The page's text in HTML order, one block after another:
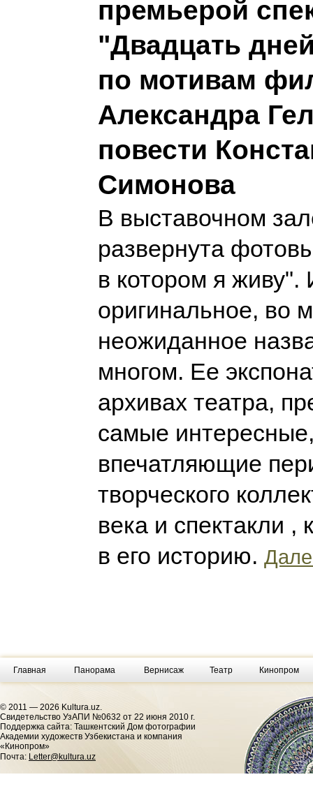
премьерой
"Двадцать
по мотивам
Александра
повести
Симонова
В выставочном
развернута
в котором я живу".
оригинальное, во
неожиданное
многом. Ее
архивах театра,
самые
впечатляющие
творческого
века и спектакли
в его историю.
Главная Панорама Вернисаж Театр Кинопром
© 2011 — 2026 Kultura.uz.
Cвидетельство УзАПИ №0632 от 22 июня 2010 г.
Поддержка сайта: Ташкентский Дом фотографии
Академии художеств Узбекистана и компания
«Кинопром»
Почта: Letter@kultura.uz